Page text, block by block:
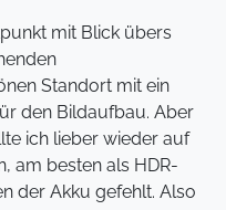
mit Blick übers
Standort mit ein
den Bildaufbau. Aber
ich lieber wieder auf
am besten als HDR-
der Akku gefehlt. Also